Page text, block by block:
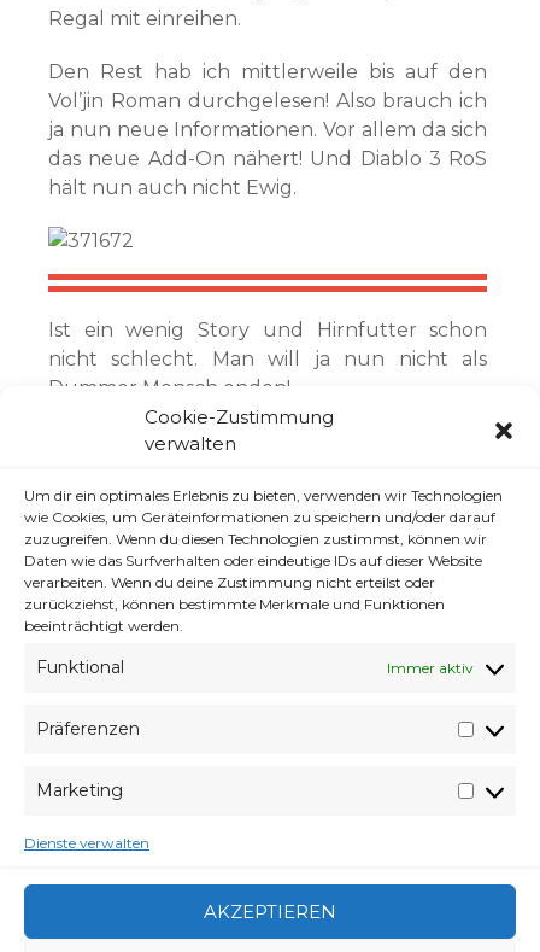
Cookie-Zustimmung
verwalten
Um dir ein optimales Erlebnis zu bieten, verwenden wir Technologien
wie Cookies, um Geräteinformationen zu speichern und/oder darauf
zuzugreifen. Wenn du diesen Technologien zustimmst, können wir
Daten wie das Surfverhalten oder eindeutige IDs auf dieser Website
verarbeiten. Wenn du deine Zustimmung nicht erteilst oder
zurückziehst, können bestimmte Merkmale und Funktionen
beeinträchtigt werden.
Funktional Immer aktiv
Präferenzen
Marketing
Dienste verwalten
AKZEPTIEREN
Regal mit einreihen.
Den Rest hab ich mittlerweile bis auf den
Vol’jin Roman durchgelesen! Also brauch ich
ja nun neue Informationen. Vor allem da sich
das neue Add-On nähert! Und Diablo 3 RoS
hält nun auch nicht Ewig.
Ist ein wenig Story und Hirnfutter schon
nicht schlecht. Man will ja nun nicht als
Dummer Mensch enden!
Dann mal abwarten und schauen wie Gut
Klicke auf "Ich stimme zu", um Youtube zu
aktivieren
VERABREDUNG
20. MAI 2014